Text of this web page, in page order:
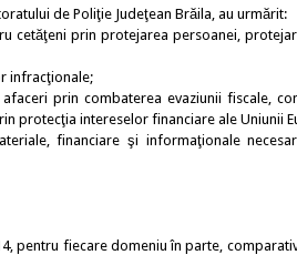
de Poliţie Judeţean Brăila, au urmărit:
cetăţeni prin protejarea persoanei,
infracţionale;
prin combaterea evaziunii fiscale,
protecţia intereselor financiare ale Uniunii
financiare şi informaţionale
fiecare domeniu în parte, comparativ